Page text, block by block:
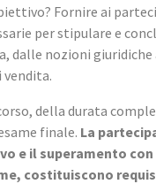
Fornire ai
per stipulare e
dalle nozioni giuridiche
vendita.
della durata
finale. La
e il superamento
costituiscono